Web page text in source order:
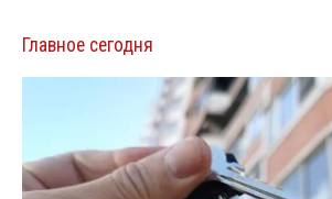
Главное сегодня